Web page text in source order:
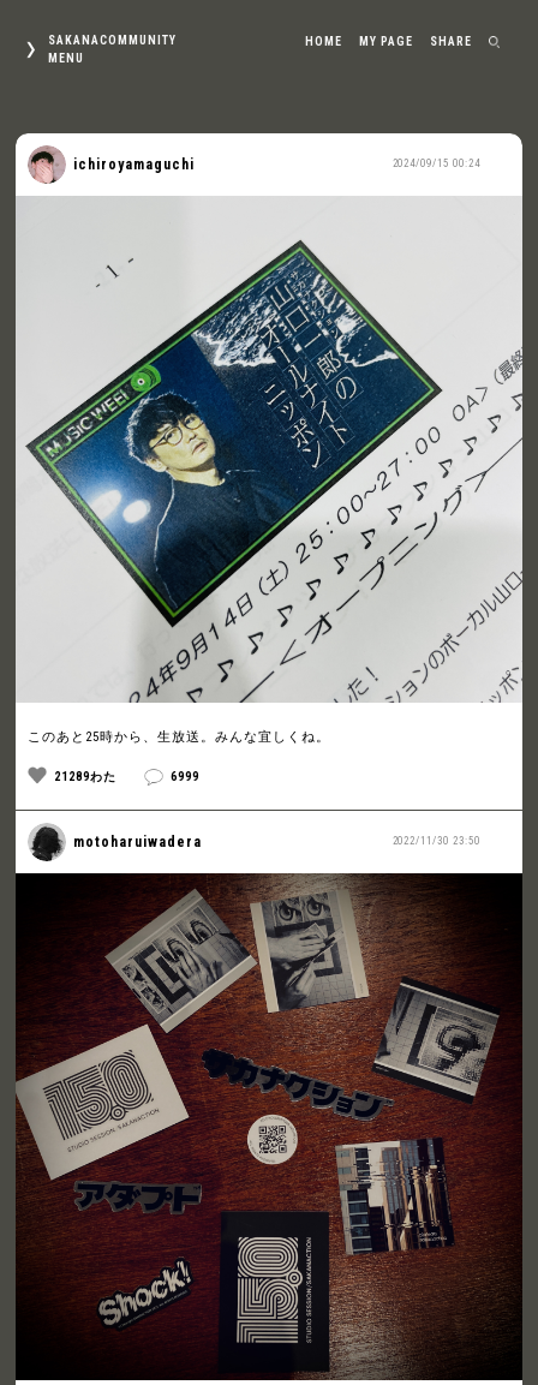
SAKANACOMMUNITY
MENU
HOME MY PAGE SHARE
2024/09/15 00:24
ichiroyamaguchi
このあと25時から、生放送。みんな宜しくね。
21289わた 6999
2022/11/30 23:50
motoharuiwadera